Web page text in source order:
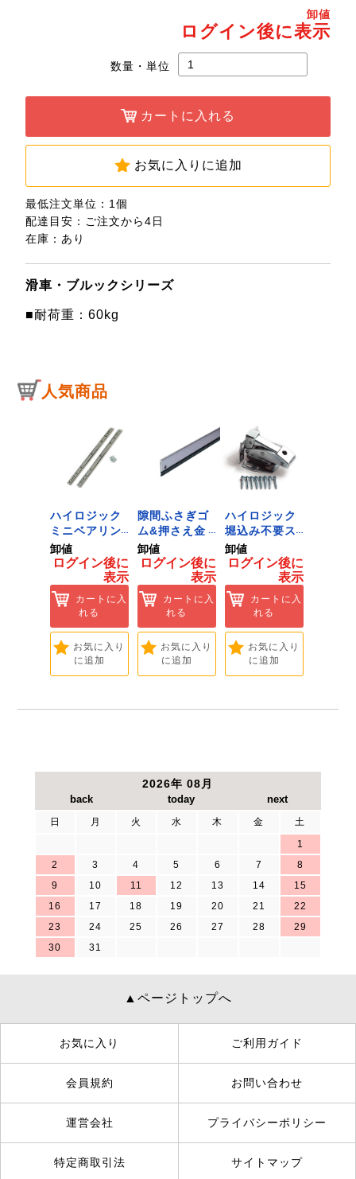
卸値
ログイン後に表示
数量・単位
カートに入れる
お気に入りに追加
最低注文単位：1個
配達目安：ご注文から4日
在庫：あり
滑車・ブルックシリーズ
■耐荷重：60kg
人気商品
ハイロジック
ミニベアリン
グタイプ 310
ミリ 72958
Hardware]
卸値
ログイン後に
表示
カートに入
れる
お気に入り
に追加
隙間ふさぎゴ
ム&押さえ金
物 72909
卸値
ログイン後に
表示
カートに入
れる
お気に入り
に追加
ハイロジック
堀込み不要ス
ライド蝶番S
無兼用 P-726
Hardware]
卸値
ログイン後に
表示
カートに入
れる
お気に入り
に追加
2026年 08月
日 月 火 水 木 金
土
1
2
3 4 5 6 7
8
9
10 11 12 13 14
15
16
17 18 19 20 21
22
23
24 25 26 27 28
29
30
31
▲ページトップへ
お気に入り ご利用ガイド
会員規約 お問い合わせ
運営会社 プライバシーポリシー
特定商取引法 サイトマップ